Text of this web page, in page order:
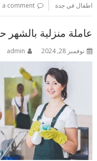
اطفال في جدة
a comment
عاملة منزلية بالشهر حى
نوفمبر 28, 2024 admin